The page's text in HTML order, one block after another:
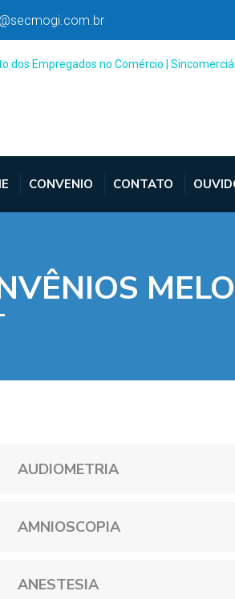
CONVENIO CONTATO
AUDIOMETRIA
AMNIOSCOPIA
ANESTESIA